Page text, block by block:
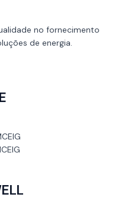
no fornecimento
de energia.